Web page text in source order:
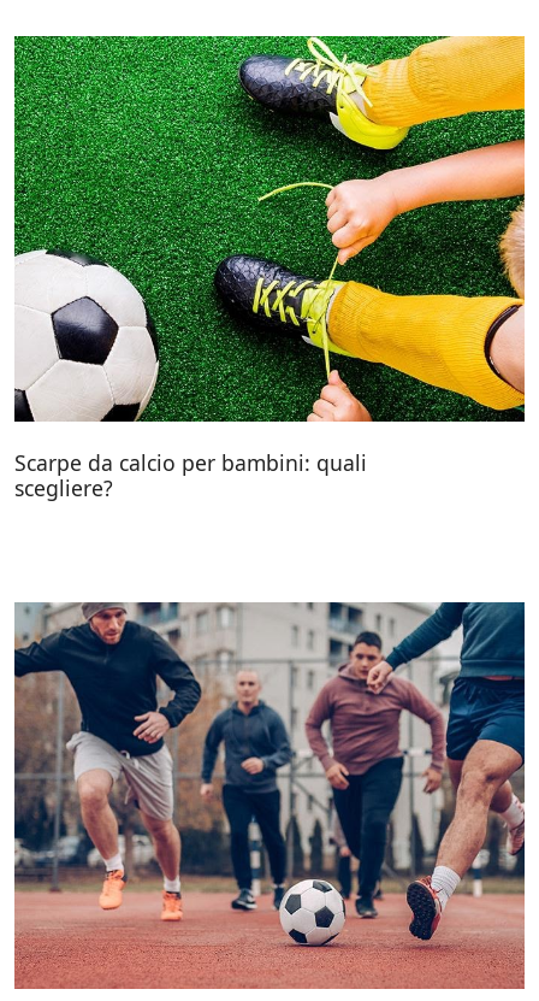
Scarpe da calcio per bambini: quali
scegliere?